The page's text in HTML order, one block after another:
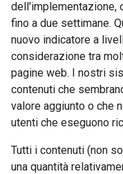
dell'implementazione,
fino a due settimane.
nuovo indicatore a
considerazione tra
pagine web. I nostri
contenuti che
valore aggiunto o che
utenti che eseguono
Tutti i contenuti (non
una quantità